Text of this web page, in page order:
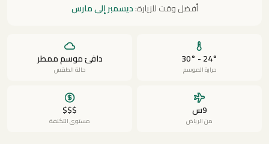
أفضل وقت للزيارة:ديسمبر إلى مارس
24° - 30°
حرارة الموسم
دافئ موسم ممطر
حالة الطقس
9س
من الرياض
$$$
مستوى التكلفة